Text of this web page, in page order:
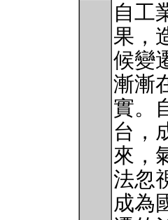
自工
果，
候變
漸漸
實。
台，
來，
法忽
成為